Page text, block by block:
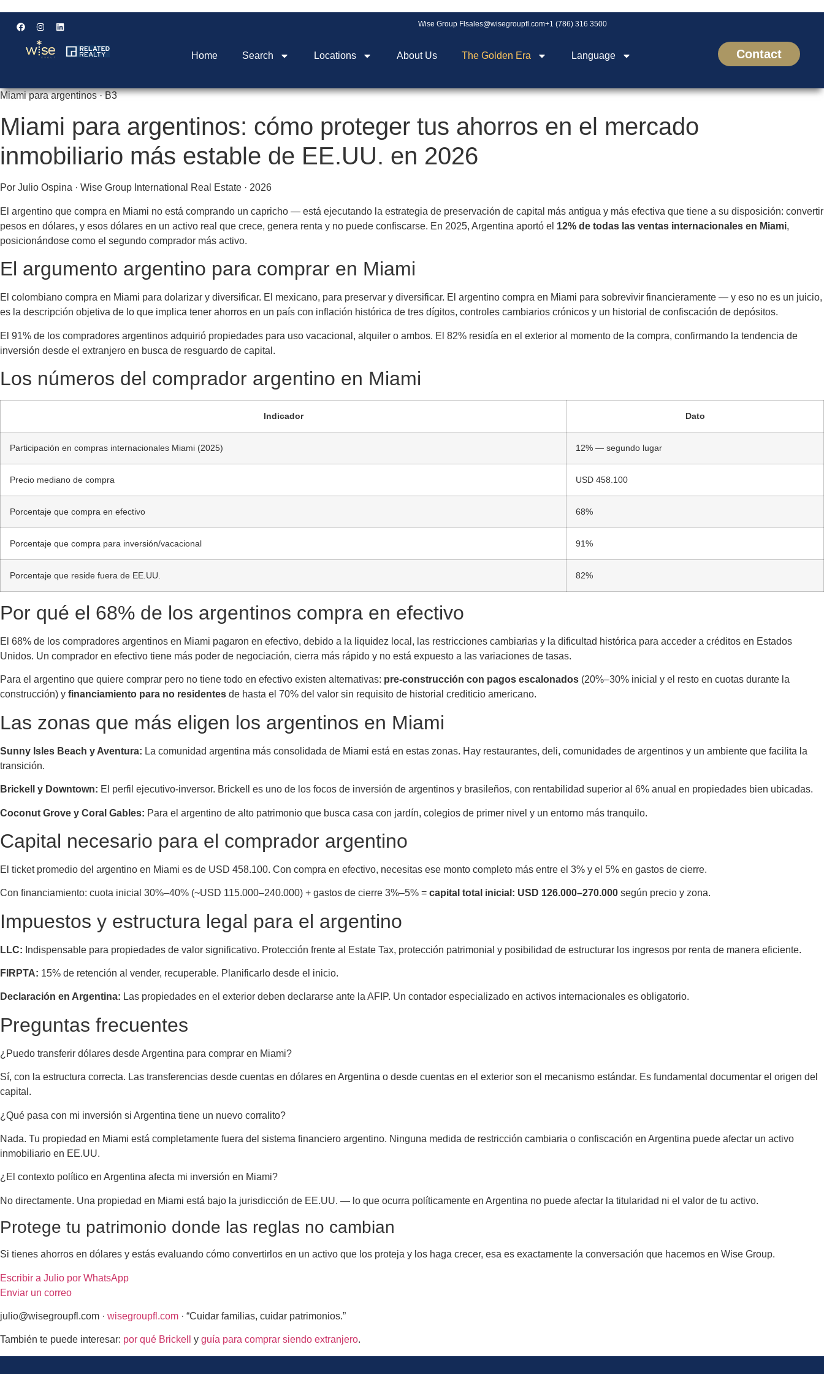
Wise Group Fl sales@wisegroupfl.com+1 (786) 316 3500
Home Search Locations About Us The Golden Era Language Contact
Miami para argentinos · B3
Miami para argentinos: cómo proteger tus ahorros en el mercado
inmobiliario más estable de EE.UU. en 2026
Por Julio Ospina · Wise Group International Real Estate · 2026
El argentino que compra en Miami no está comprando un capricho — está ejecutando la estrategia de preservación de capital más antigua y más efectiva que tiene a su disposición: convertir
pesos en dólares, y esos dólares en un activo real que crece, genera renta y no puede confiscarse. En 2025, Argentina aportó el 12% de todas las ventas internacionales en Miami,
posicionándose como el segundo comprador más activo.
El argumento argentino para comprar en Miami
El colombiano compra en Miami para dolarizar y diversificar. El mexicano, para preservar y diversificar. El argentino compra en Miami para sobrevivir financieramente — y eso no es un juicio,
es la descripción objetiva de lo que implica tener ahorros en un país con inflación histórica de tres dígitos, controles cambiarios crónicos y un historial de confiscación de depósitos.
El 91% de los compradores argentinos adquirió propiedades para uso vacacional, alquiler o ambos. El 82% residía en el exterior al momento de la compra, confirmando la tendencia de
inversión desde el extranjero en busca de resguardo de capital.
Los números del comprador argentino en Miami
Indicador Dato
Participación en compras internacionales Miami (2025) 12% — segundo lugar
Precio mediano de compra USD 458.100
Porcentaje que compra en efectivo 68%
Porcentaje que compra para inversión/vacacional 91%
Porcentaje que reside fuera de EE.UU. 82%
Por qué el 68% de los argentinos compra en efectivo
El 68% de los compradores argentinos en Miami pagaron en efectivo, debido a la liquidez local, las restricciones cambiarias y la dificultad histórica para acceder a créditos en Estados
Unidos. Un comprador en efectivo tiene más poder de negociación, cierra más rápido y no está expuesto a las variaciones de tasas.
Para el argentino que quiere comprar pero no tiene todo en efectivo existen alternativas: pre-construcción con pagos escalonados (20%–30% inicial y el resto en cuotas durante la
construcción) y financiamiento para no residentes de hasta el 70% del valor sin requisito de historial crediticio americano.
Las zonas que más eligen los argentinos en Miami
Sunny Isles Beach y Aventura: La comunidad argentina más consolidada de Miami está en estas zonas. Hay restaurantes, deli, comunidades de argentinos y un ambiente que facilita la
transición.
Brickell y Downtown: El perfil ejecutivo-inversor. Brickell es uno de los focos de inversión de argentinos y brasileños, con rentabilidad superior al 6% anual en propiedades bien ubicadas.
Coconut Grove y Coral Gables: Para el argentino de alto patrimonio que busca casa con jardín, colegios de primer nivel y un entorno más tranquilo.
Capital necesario para el comprador argentino
El ticket promedio del argentino en Miami es de USD 458.100. Con compra en efectivo, necesitas ese monto completo más entre el 3% y el 5% en gastos de cierre.
Con financiamiento: cuota inicial 30%–40% (~USD 115.000–240.000) + gastos de cierre 3%–5% = capital total inicial: USD 126.000–270.000 según precio y zona.
Impuestos y estructura legal para el argentino
LLC: Indispensable para propiedades de valor significativo. Protección frente al Estate Tax, protección patrimonial y posibilidad de estructurar los ingresos por renta de manera eficiente.
FIRPTA: 15% de retención al vender, recuperable. Planificarlo desde el inicio.
Declaración en Argentina: Las propiedades en el exterior deben declararse ante la AFIP. Un contador especializado en activos internacionales es obligatorio.
Preguntas frecuentes
¿Puedo transferir dólares desde Argentina para comprar en Miami?
Sí, con la estructura correcta. Las transferencias desde cuentas en dólares en Argentina o desde cuentas en el exterior son el mecanismo estándar. Es fundamental documentar el origen del
capital.
¿Qué pasa con mi inversión si Argentina tiene un nuevo corralito?
Nada. Tu propiedad en Miami está completamente fuera del sistema financiero argentino. Ninguna medida de restricción cambiaria o confiscación en Argentina puede afectar un activo
inmobiliario en EE.UU.
¿El contexto político en Argentina afecta mi inversión en Miami?
No directamente. Una propiedad en Miami está bajo la jurisdicción de EE.UU. — lo que ocurra políticamente en Argentina no puede afectar la titularidad ni el valor de tu activo.
Protege tu patrimonio donde las reglas no cambian
Si tienes ahorros en dólares y estás evaluando cómo convertirlos en un activo que los proteja y los haga crecer, esa es exactamente la conversación que hacemos en Wise Group.
Escribir a Julio por WhatsApp
Enviar un correo
julio@wisegroupfl.com · wisegroupfl.com · “Cuidar familias, cuidar patrimonios.”
También te puede interesar: por qué Brickell y guía para comprar siendo extranjero.